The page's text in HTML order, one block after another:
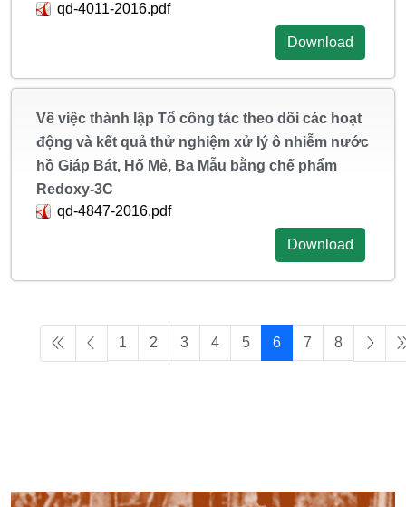
qd-4011-2016.pdf
Download
Về việc thành lập Tổ công tác theo dõi các hoạt
động và kết quả thử nghiệm xử lý ô nhiễm nước
hồ Giáp Bát, Hố Mẻ, Ba Mẫu bằng chế phẩm
Redoxy-3C
qd-4847-2016.pdf
Download
1 2 3 4 5 6 7 8